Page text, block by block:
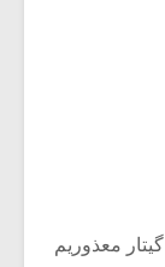
معذوریم